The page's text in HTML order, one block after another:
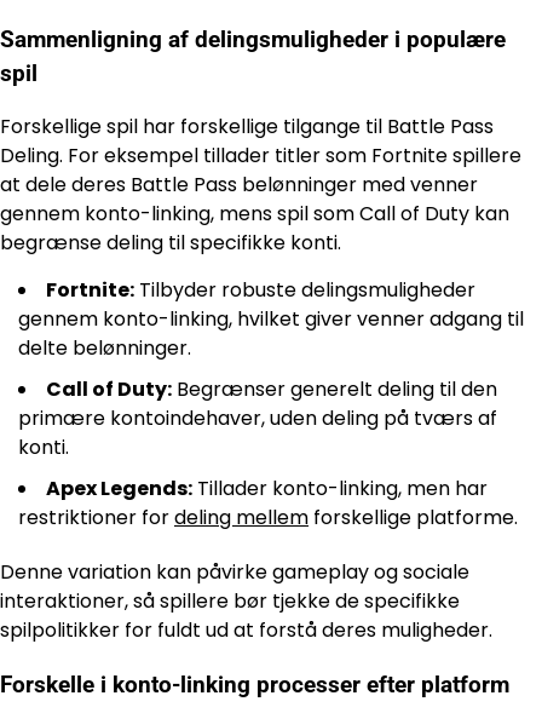
Sammenligning af delingsmuligheder i populære
spil
Forskellige spil har forskellige tilgange til Battle Pass
Deling. For eksempel tillader titler som Fortnite spillere
at dele deres Battle Pass belønninger med venner
gennem konto-linking, mens spil som Call of Duty kan
begrænse deling til specifikke konti.
Fortnite: Tilbyder robuste delingsmuligheder
gennem konto-linking, hvilket giver venner adgang til
delte belønninger.
Call of Duty: Begrænser generelt deling til den
primære kontoindehaver, uden deling på tværs af
konti.
Apex Legends: Tillader konto-linking, men har
restriktioner fordeling mellem forskellige platforme.
Denne variation kan påvirke gameplay og sociale
interaktioner, så spillere bør tjekke de specifikke
spilpolitikker for fuldt ud at forstå deres muligheder.
Forskelle i konto-linking processer efter platform